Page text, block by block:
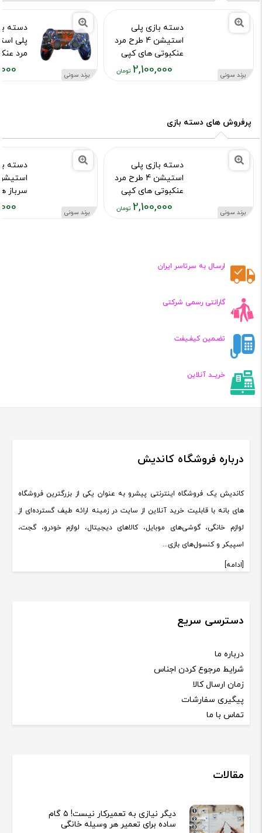
برند سونی
دسته بازی پلی
استیشن 4 طرح مرد
عنکبوتی های کپی
کد محصول :10015973
2,100,000
تومان
برند سونی
دسته
مرد
کد محصول
پرفروش های دسته بازی
برند سونی
دسته بازی پلی
استیشن 4 طرح مرد
عنکبوتی های کپی
کد محصول :10015973
2,100,000 برند سونی
دسته
سرباز
کد محصول
ارسـال به سرتاسر ایران
گارانتی رسمی شرکتی
تضـمین کیفـیفت
خریــد آنلاین
درباره فروشگاه کاندیش
کاندیش یک فروشگاه اینترنتی پیشرو به عنوان یکی از بزرگترین فروشگاه
های بانه با قابلیت خرید آنلاین از سایت در زمینه ارائه طیف گسترده‌ای از
لوازم خانگی، گوشی‌های موبایل، کالاهای دیجیتال، لوازم خودرو، گجت،
اسپیکر و کنسول‌های بازی...
[ادامه]
دسترسی سریع
درباره ما
شرایط مرجوع کردن اجناس
زمان ارسال کالا
پیگیری سفارشات
تماس با ما
مقالات
دیگر نیازی به تعمیرکار نیست! ۵ گام
ساده برای تعمیر هر وسیله خانگی